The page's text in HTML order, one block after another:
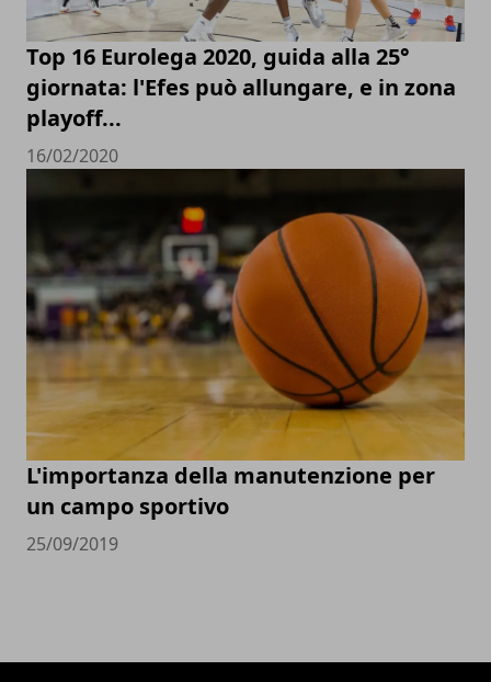
Top 16 Eurolega 2020, guida alla 25°
giornata: l'Efes può allungare, e in zona
playoff...
16/02/2020
L'importanza della manutenzione per
un campo sportivo
25/09/2019